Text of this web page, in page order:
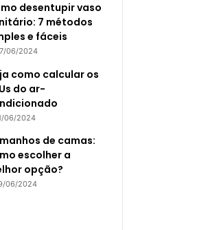
desentupir vaso
7 métodos
e fáceis
06/2024
como calcular os
do ar-
06/2024
de camas:
escolher a
opção?
06/2024